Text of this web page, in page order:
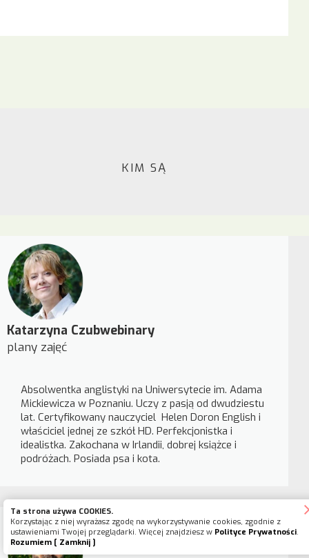
KIM SĄ
Katarzyna Czubwebinary
plany zajęć
Absolwentka anglistyki na Uniwersytecie im. Adama
Mickiewicza w Poznaniu. Uczy z pasją od dwudziestu
lat. Certyfikowany nauczyciel Helen Doron English i
właściciel jednej ze szkół HD. Perfekcjonistka i
idealistka. Zakochana w Irlandii, dobrej książce i
podróżach. Posiada psa i kota.
Ta strona używa COOKIES.
Korzystając z niej wyrażasz zgodę na wykorzystywanie cookies, zgodnie z
ustawieniami Twojej przeglądarki. Więcej znajdziesz w Polityce Prywatności.
Rozumiem [ Zamknij ]